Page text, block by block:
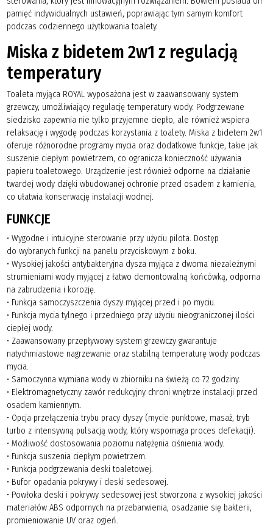
pamięć indywidualnych ustawień, poprawiając tym samym komfort
podczas codziennego użytkowania toalety.
Miska z bidetem 2w1 z regulacją
temperatury
Toaleta myjąca ROYAL wyposażona jest w zaawansowany system
grzewczy, umożliwiający regulację temperatury wody. Podgrzewane
siedzisko zapewnia nie tylko przyjemne ciepło, ale również wspiera
relaksację i wygodę podczas korzystania z toalety. Miska z bidetem 2w1
oferuje różnorodne programy mycia oraz dodatkowe funkcje, takie jak
suszenie ciepłym powietrzem, co ogranicza konieczność używania
papieru toaletowego. Urządzenie jest również odporne na działanie
twardej wody dzięki wbudowanej ochronie przed osadem z kamienia,
co ułatwia konserwację instalacji wodnej.
FUNKCJE
• Wygodne i intuicyjne sterowanie przy użyciu pilota. Dostęp
do wybranych funkcji na panelu przyciskowym z boku.
• Wysokiej jakości antybakteryjna dysza myjąca z dwoma niezależnymi
strumieniami wody myjącej z łatwo demontowalną końcówką, odporna
na zabrudzenia i korozję.
• Funkcja samoczyszczenia dyszy myjącej przed i po myciu.
• Funkcja mycia tylnego i przedniego przy użyciu nieograniczonej ilości
ciepłej wody.
• Zaawansowany przepływowy system grzewczy gwarantuje
natychmiastowe nagrzewanie oraz stabilną temperaturę wody podczas
mycia.
• Samoczynna wymiana wody w zbiorniku na świeżą co 72 godziny.
• Elektromagnetyczny zawór redukcyjny chroni wnętrze instalacji przed
osadem kamiennym.
• Opcja przełączenia trybu pracy dyszy (mycie punktowe, masaż, tryb
turbo z intensywną pulsacją wody, który wspomaga proces defekacji).
• Możliwość dostosowania poziomu natężęnia ciśnienia wody.
• Funkcja suszenia ciepłym powietrzem.
• Funkcja podgrzewania deski toaletowej.
• Bufor opadania pokrywy i deski sedesowej.
• Powłoka deski i pokrywy sedesowej jest stworzona z wysokiej jakości
materiałów ABS odpornych na przebarwienia, osadzanie się bakterii,
promieniowanie UV oraz ogień.